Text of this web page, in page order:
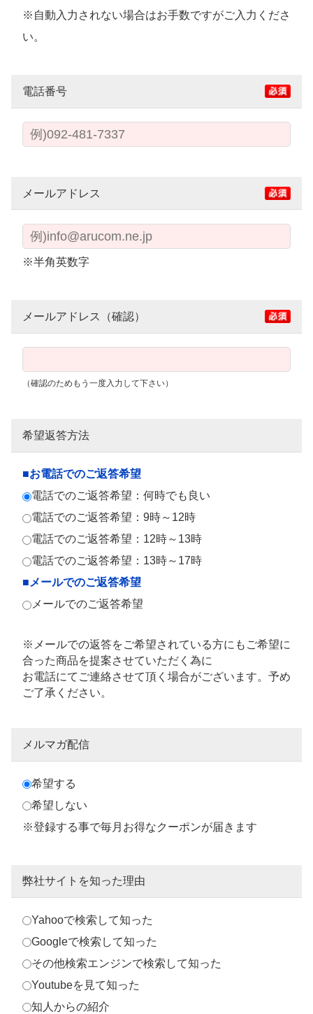
※自動入力されない場合はお手数ですがご入力くださ
い。
電話番号
メールアドレス
※半角英数字
メールアドレス（確認）
（確認のためもう一度入力して下さい）
希望返答方法
■お電話でのご返答希望
電話でのご返答希望：何時でも良い
電話でのご返答希望：9時～12時
電話でのご返答希望：12時～13時
電話でのご返答希望：13時～17時
■メールでのご返答希望
メールでのご返答希望
※メールでの返答をご希望されている方にもご希望に
合った商品を提案させていただく為に
お電話にてご連絡させて頂く場合がございます。予め
ご了承ください。
メルマガ配信
希望する
希望しない
※登録する事で毎月お得なクーポンが届きます
弊社サイトを知った理由
Yahooで検索して知った
Googleで検索して知った
その他検索エンジンで検索して知った
Youtubeを見て知った
知人からの紹介